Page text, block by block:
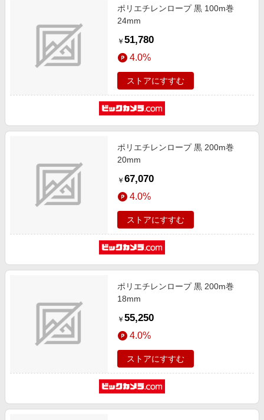
ポリエチレンロープ 黒 100m巻
24mm
￥ 51,780
4.0%
ストアにすすむ
ポリエチレンロープ 黒 200m巻
20mm
￥ 67,070
4.0%
ストアにすすむ
ポリエチレンロープ 黒 200m巻
18mm
￥ 55,250
4.0%
ストアにすすむ